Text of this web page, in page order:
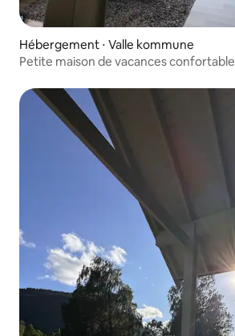
Hébergement ⋅ Valle kommune
Petite maison de vacances confortable